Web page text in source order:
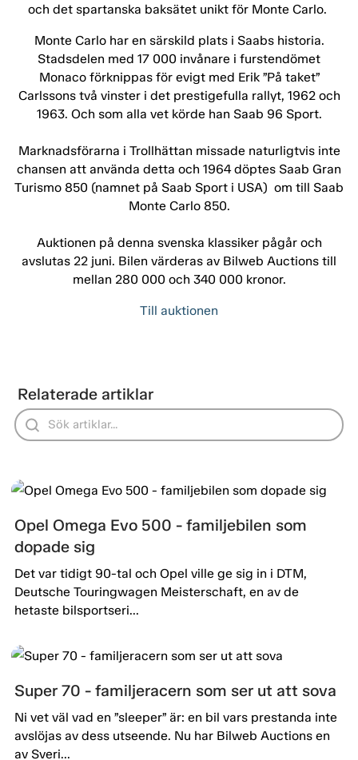
och det spartanska baksätet unikt för Monte Carlo.
Monte Carlo har en särskild plats i Saabs historia.
Stadsdelen med 17 000 invånare i furstendömet
Monaco förknippas för evigt med Erik ”På taket”
Carlssons två vinster i det prestigefulla rallyt, 1962 och
1963. Och som alla vet körde han Saab 96 Sport.
Marknadsförarna i Trollhättan missade naturligtvis inte
chansen att använda detta och 1964 döptes Saab Gran
Turismo 850 (namnet på Saab Sport i USA) om till Saab
Monte Carlo 850.
Auktionen på denna svenska klassiker pågår och
avslutas 22 juni. Bilen värderas av Bilweb Auctions till
mellan 280 000 och 340 000 kronor.
Till auktionen
Relaterade artiklar
Opel Omega Evo 500 - familjebilen som
dopade sig
Det var tidigt 90-tal och Opel ville ge sig in i DTM,
Deutsche Touringwagen Meisterschaft, en av de
hetaste bilsportseri...
Super 70 - familjeracern som ser ut att sova
Ni vet väl vad en ”sleeper” är: en bil vars prestanda inte
avslöjas av dess utseende. Nu har Bilweb Auctions en
av Sveri...